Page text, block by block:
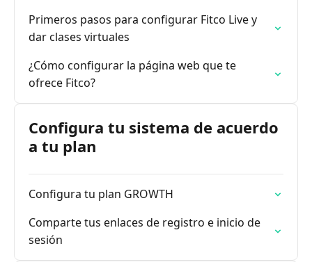
Primeros pasos para configurar Fitco Live y
dar clases virtuales
¿Cómo configurar la página web que te
ofrece Fitco?
Configura tu sistema de acuerdo
a tu plan
Configura tu plan GROWTH
Comparte tus enlaces de registro e inicio de
sesión